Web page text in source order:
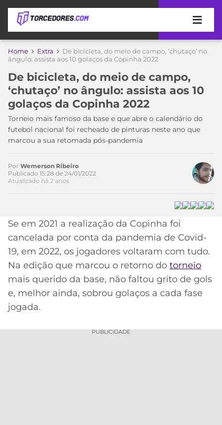
APOSTAS
DE
APOSTA
MELHORES
SITES
DE
APOSTAS
2026
CÓDIGO
DE
INDICAÇÃO
BET365
CÓDIGO
BETANO
COPA
DO
MUNDO
TIMES
MEU
TIME
CORINTHIANS
SÃO
PAULO
SANTOS
FLAMENGO
CAMPEONATOS
A
LIBERTADORES
COPA
DO
BRASIL
MERCADO
DA
BOLA
PALPITES
Home Extra
De bicicleta, do meio de campo, ‘chutaço’ no
ângulo: assista aos 10 golaços da Copinha 2022
De bicicleta, do meio de campo,
‘chutaço’ no ângulo: assista aos 10
golaços da Copinha 2022
Torneio mais famoso da base e que abre o calendário do
futebol nacional foi recheado de pinturas neste ano que
marcou a sua retomada pós-pandemia
Por Wemerson Ribeiro
Publicado 15:28 de 24/01/2022
Atualizado há 2 anos
Se em 2021 a realização da Copinha foi
cancelada por conta da pandemia de Covid-
19, em 2022, os jogadores voltaram com tudo.
Na edição que marcou o retorno do torneio
mais querido da base, não faltou grito de gols
e, melhor ainda, sobrou golaços a cada fase
jogada.
PUBLICIDADE